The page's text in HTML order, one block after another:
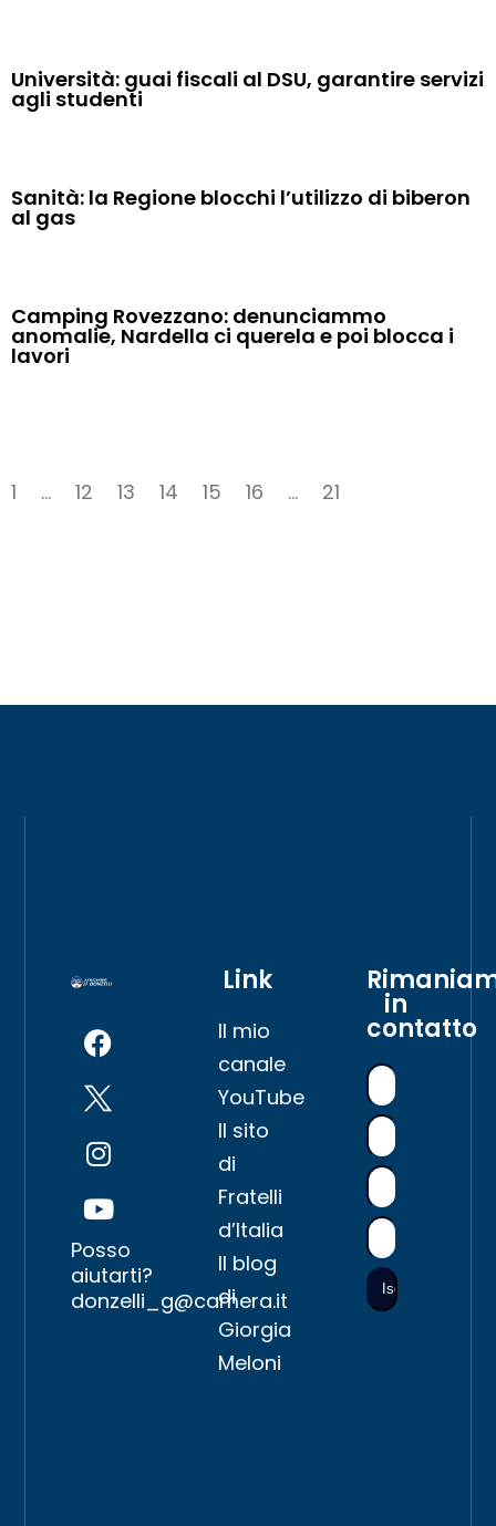
Università: guai fiscali al DSU, garantire servizi
agli studenti
Sanità: la Regione blocchi l’utilizzo di biberon
al gas
Camping Rovezzano: denunciammo
anomalie, Nardella ci querela e poi blocca i
lavori
1 … 12 13 14 15 16 … 21
Posso
aiutarti?
donzelli_g@camera.it
Link
Il mio
canale
YouTube
Il sito
di
Fratelli
d’Italia
Il blog
di
Giorgia
Meloni
in
contatto